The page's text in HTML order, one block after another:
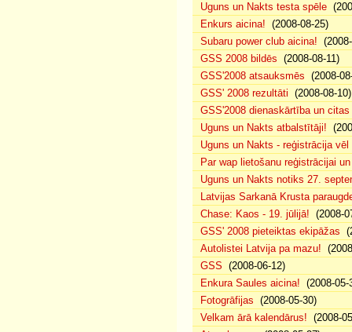
Uguns un Nakts testa spēle
Enkurs aicina! (2008-08-25)
Subaru power club aicina!
GSS 2008 bildēs (2008-08-11)
GSS'2008 atsauksmēs (2008-
GSS' 2008 rezultāti (2008-08-10)
GSS'2008 dienaskārtība un
Uguns un Nakts atbalstītāji!
Uguns un Nakts - reģistrācija
Par wap lietošanu reģistrācijai
Uguns un Nakts notiks 27.
Latvijas Sarkanā Krusta
Chase: Kaos - 19. jūlijā! (2008-
GSS' 2008 pieteiktas ekipāžas
Autolistei Latvija pa mazu!
GSS (2008-06-12)
Enkura Saules aicina! (2008-05-
Fotogrāfijas (2008-05-30)
Velkam ārā kalendārus! (2008-